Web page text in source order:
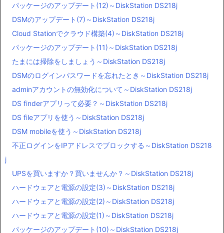
パッケージのアップデート(12)～DiskStation DS218j
DSMのアップデート(7)～DiskStation DS218j
Cloud Stationでクラウド構築(4)～DiskStation DS218j
パッケージのアップデート(11)～DiskStation DS218j
たまには掃除をしましょう～DiskStation DS218j
DSMのログインパスワードを忘れたとき～DiskStation DS218j
adminアカウントの無効化について～DiskStation DS218j
DS finderアプリって必要？～DiskStation DS218j
DS fileアプリを使う～DiskStation DS218j
DSM mobileを使う～DiskStation DS218j
不正ログインをIPアドレスでブロックする～DiskStation DS218
j
UPSを買いますか？買いませんか？～DiskStation DS218j
ハードウェアと電源の設定(3)～DiskStation DS218j
ハードウェアと電源の設定(2)～DiskStation DS218j
ハードウェアと電源の設定(1)～DiskStation DS218j
パッケージのアップデート(10)～DiskStation DS218j